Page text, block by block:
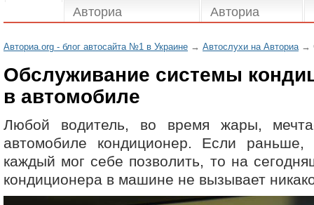
Авториа
Авториа
Авториа.org - блог автосайта №1 в Украине → Автослухи на Авториа→
Обслуживание системы
в автомобиле
Любой водитель, во время жары,
автомобиле кондиционер. Если
каждый мог себе позволить, то на
кондиционера в машине не вызывает